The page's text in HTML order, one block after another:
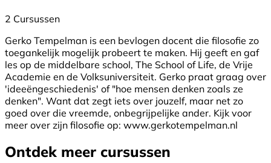
2 Cursussen
Gerko Tempelman is een bevlogen docent die filosofie zo
toegankelijk mogelijk probeert te maken. Hij geeft en gaf
les op de middelbare school, The School of Life, de Vrije
Academie en de Volksuniversiteit. Gerko praat graag over
'ideeëngeschiedenis' of "hoe mensen denken zoals ze
denken". Want dat zegt iets over jouzelf, maar net zo
goed over die vreemde, onbegrijpelijke ander. Kijk voor
meer over zijn filosofie op: www.gerkotempelman.nl
Ontdek meer cursussen